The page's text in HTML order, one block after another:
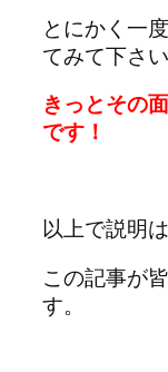
とにかく一
てみて下さ
きっとその
です！
以上で説明
この記事が
す。